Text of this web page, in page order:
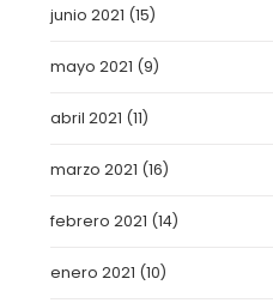
junio 2021 (15)
mayo 2021 (9)
abril 2021 (11)
marzo 2021 (16)
febrero 2021 (14)
enero 2021 (10)